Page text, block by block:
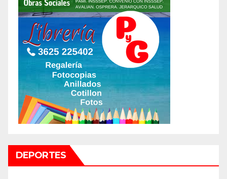
DEPORTES